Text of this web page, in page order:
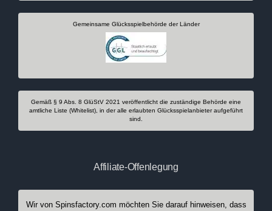
Gemeinsame Glücksspielbehörde der Länder
Gemäß § 9 Abs. 8 GlüStV 2021 veröffentlicht die zuständige Behörde eine
amtliche Liste (Whitelist), in der alle erlaubten Glücksspielanbieter aufgeführt
sind.
Affiliate-Offenlegung
Wir von Spinsfactory.com möchten Sie darauf hinweisen, dass